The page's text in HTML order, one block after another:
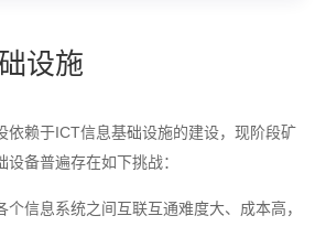
设施
依赖于ICT信息基础设施的建设，现阶段矿
备普遍存在如下挑战：
个信息系统之间互联互通难度大、成本高，